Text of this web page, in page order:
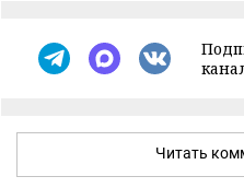
Читать